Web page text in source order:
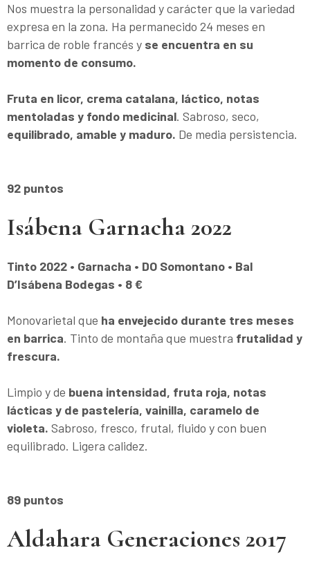
Nos muestra la personalidad y carácter que la variedad
expresa en la zona. Ha permanecido 24 meses en
barrica de roble francés y se encuentra en su
momento de consumo.
Fruta en licor, crema catalana, láctico, notas
mentoladas y fondo medicinal. Sabroso, seco,
equilibrado, amable y maduro. De media persistencia.
92 puntos
Isábena Garnacha 2022
Tinto 2022 • Garnacha • DO Somontano • Bal
D’Isábena Bodegas • 8 €
Monovarietal que ha envejecido durante tres meses
en barrica. Tinto de montaña que muestra frutalidad y
frescura.
Limpio y de buena intensidad, fruta roja, notas
lácticas y de pastelería, vainilla, caramelo de
violeta. Sabroso, fresco, frutal, fluido y con buen
equilibrado. Ligera calidez.
89 puntos
Aldahara Generaciones 2017